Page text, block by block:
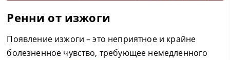
Ренни от изжоги
Появление изжоги – это неприятное и крайне
болезненное чувство, требующее немедленного